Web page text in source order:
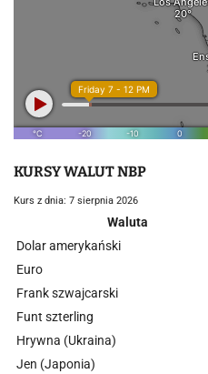
KURSY WALUT NBP
Kurs z dnia: 7 sierpnia 2026
Waluta
Dolar amerykański
Euro
Frank szwajcarski
Funt szterling
Hrywna (Ukraina)
Jen (Japonia)